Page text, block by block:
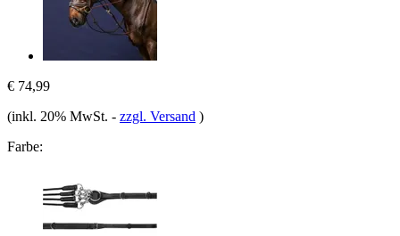
€ 74,99
(inkl. 20% MwSt. - zzgl. Versand )
Farbe: